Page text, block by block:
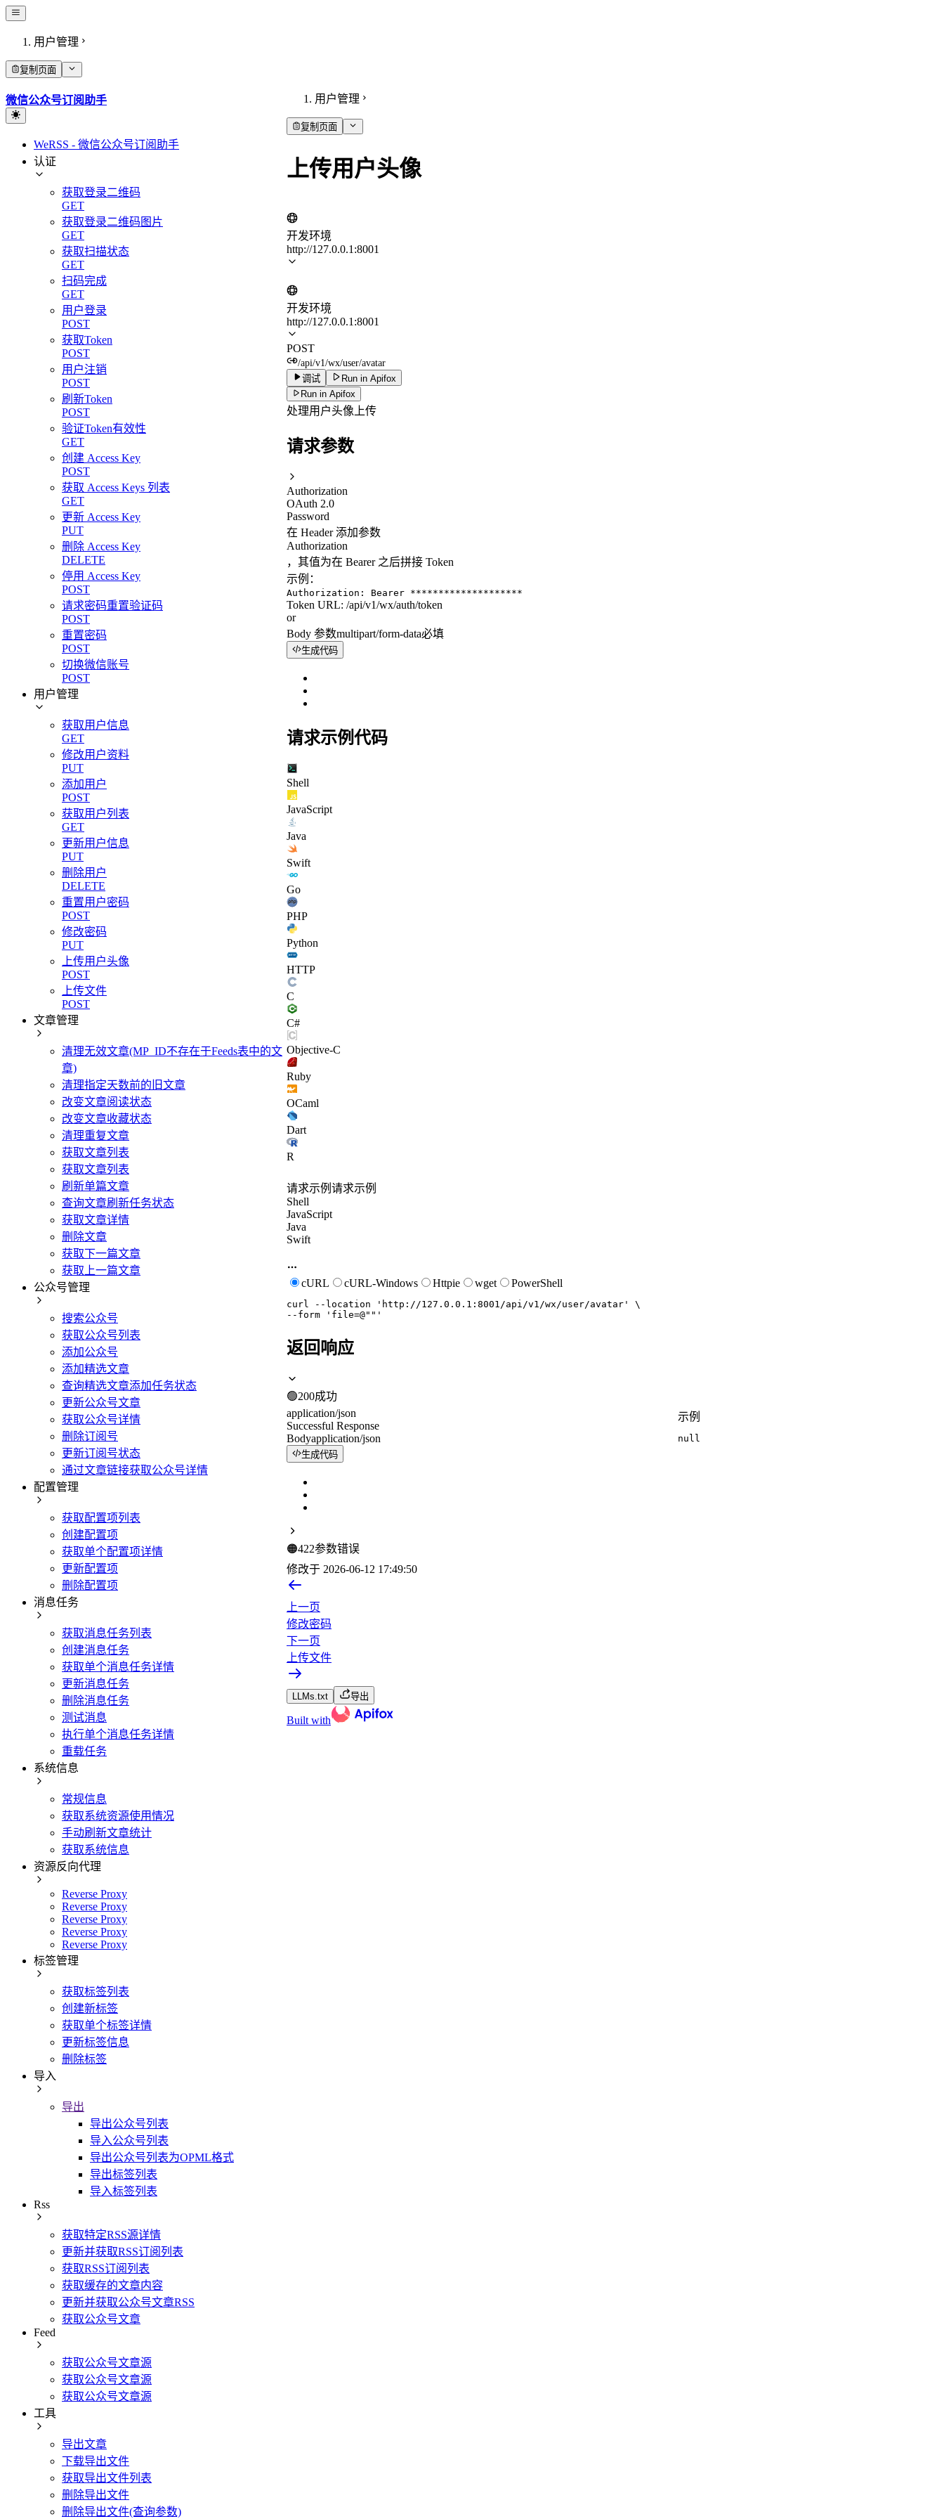
用户管理
复制页面
微信公众号订阅助手
WeRSS - 微信公众号订阅助手
认证
获取登录二维码
GET
获取登录二维码图片
GET
获取扫描状态
GET
扫码完成
GET
用户登录
POST
获取Token
POST
用户注销
POST
刷新Token
POST
验证Token有效性
GET
创建 Access Key
POST
获取 Access Keys 列表
GET
更新 Access Key
PUT
删除 Access Key
DELETE
停用 Access Key
POST
请求密码重置验证码
POST
重置密码
POST
切换微信账号
POST
用户管理
获取用户信息
GET
修改用户资料
PUT
添加用户
POST
获取用户列表
GET
更新用户信息
PUT
删除用户
DELETE
重置用户密码
POST
修改密码
PUT
上传用户头像
POST
上传文件
POST
文章管理
清理无效文章(MP_ID不存在于Feeds表中的文
章)
清理指定天数前的旧文章
改变文章阅读状态
改变文章收藏状态
清理重复文章
获取文章列表
获取文章列表
刷新单篇文章
查询文章刷新任务状态
获取文章详情
删除文章
获取下一篇文章
获取上一篇文章
公众号管理
搜索公众号
获取公众号列表
添加公众号
添加精选文章
查询精选文章添加任务状态
更新公众号文章
获取公众号详情
删除订阅号
更新订阅号状态
通过文章链接获取公众号详情
配置管理
获取配置项列表
创建配置项
获取单个配置项详情
更新配置项
删除配置项
消息任务
获取消息任务列表
创建消息任务
获取单个消息任务详情
更新消息任务
删除消息任务
测试消息
执行单个消息任务详情
重载任务
系统信息
常规信息
获取系统资源使用情况
手动刷新文章统计
获取系统信息
资源反向代理
Reverse Proxy
Reverse Proxy
Reverse Proxy
Reverse Proxy
Reverse Proxy
标签管理
获取标签列表
创建新标签
获取单个标签详情
更新标签信息
删除标签
导入
导出
导出公众号列表
导入公众号列表
导出公众号列表为OPML格式
导出标签列表
导入标签列表
Rss
获取特定RSS源详情
更新并获取RSS订阅列表
获取RSS订阅列表
获取缓存的文章内容
更新并获取公众号文章RSS
获取公众号文章
Feed
获取公众号文章源
获取公众号文章源
获取公众号文章源
工具
导出文章
下载导出文件
获取导出文件列表
删除导出文件
删除导出文件(查询参数)
用户管理
复制页面
上传用户头像
开发环境
http://127.0.0.1:8001
开发环境
http://127.0.0.1:8001
POST
/api/v1/wx/user/avatar
调试
Run in Apifox
Run in Apifox
处理用户头像上传
请求参数
Authorization
OAuth 2.0
Password
在 Header 添加参数
Authorization
，其值为在 Bearer 之后拼接 Token
示例 ：
Authorization: Bearer ********************
Token URL: /api/v1/wx/auth/token
or
Body 参数multipart/form-data必填
生成代码
请求示例代码
Shell
JavaScript
Java
Swift
Go
PHP
Python
HTTP
C
C#
Objective-C
Ruby
OCaml
Dart
R
请求示例 请求示例
Shell
JavaScript
Java
Swift
cURL cURL-Windows Httpie wget PowerShell
curl --location 'http://127.0.0.1:8001/api/v1/wx/user/avatar'
--form
'file=@""'
返回响应
🟢200成功
application/json
Successful Response
Bodyapplication/json
生成代码
示例
null
🟠422参数错误
修改于 2026-06-12 17:49:50
上一页
修改密码
下一页
上传文件
LLMs.txt 导出
Built with